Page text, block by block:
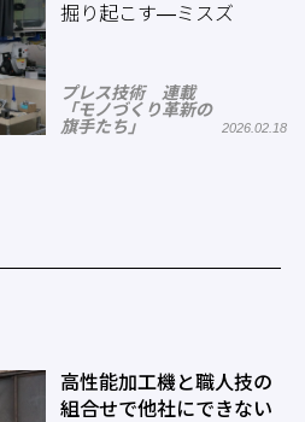
掘り起こす―ミスズ
プレス技術 連載
「モノづくり革新の
旗手たち」
2026.02.18
高性能加工機と職人技の
組合せで他社にできない